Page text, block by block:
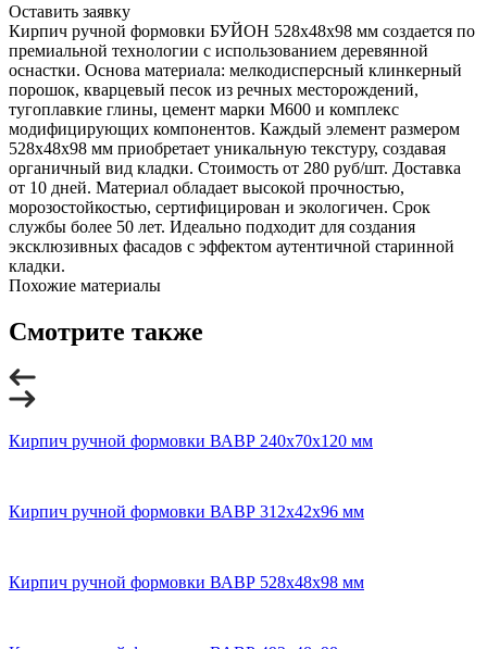
Оставить заявку
Кирпич ручной формовки БУЙОН 528х48х98 мм создается по
премиальной технологии с использованием деревянной
оснастки. Основа материала: мелкодисперсный клинкерный
порошок, кварцевый песок из речных месторождений,
тугоплавкие глины, цемент марки М600 и комплекс
модифицирующих компонентов. Каждый элемент размером
528х48х98 мм приобретает уникальную текстуру, создавая
органичный вид кладки. Стоимость от 280 руб/шт. Доставка
от 10 дней. Материал обладает высокой прочностью,
морозостойкостью, сертифицирован и экологичен. Срок
службы более 50 лет. Идеально подходит для создания
эксклюзивных фасадов с эффектом аутентичной старинной
кладки.
Похожие материалы
Смотрите также
Кирпич ручной формовки ВАВР 240x70x120 мм
Кирпич ручной формовки ВАВР 312x42x96 мм
Кирпич ручной формовки ВАВР 528x48x98 мм